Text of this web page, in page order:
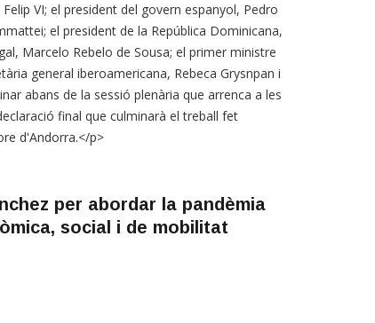
VI; el president del govern espanyol, Pedro
el president de la República Dominicana,
Marcelo Rebelo de Sousa; el primer ministre
general iberoamericana, Rebeca Grysnpan i
abans de la sessió plenària que arrenca a les
final que culminarà el treball fet
d'Andorra.</p>
per abordar la pandèmia
social i de mobilitat